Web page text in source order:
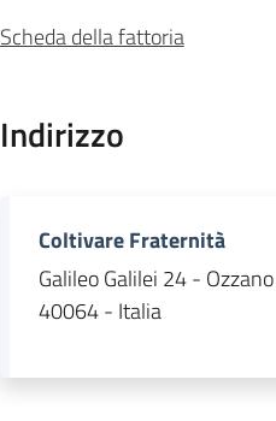
Scheda della fattoria
Indirizzo
Coltivare Fraternità
Galileo Galilei 24 -
40064 - Italia